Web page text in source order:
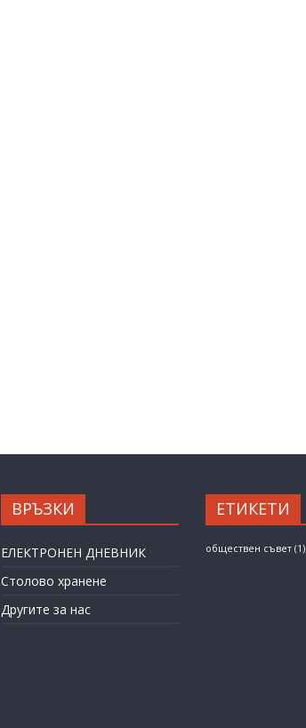
ВРЪЗКИ
ЕЛЕКТРОНЕН ДНЕВНИК
Столово хранене
Другите за нас
ЕТИКЕТИ
обществен съвет(1)